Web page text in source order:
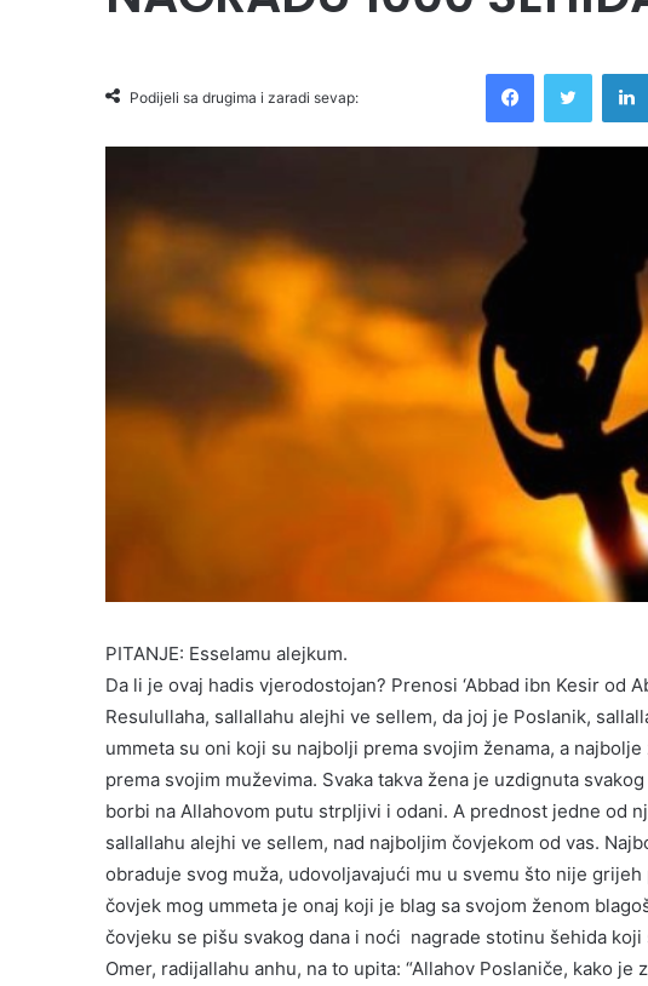
Podijeli sa drugima i zaradi sevap:
PITANJE: Esselamu alejkum.
Da li je ovaj hadis vjerodostojan? Prenosi ‘Abbad ibn Kesir od
Resulullaha, sallallahu alejhi ve sellem, da joj je Poslanik,
ummeta su oni koji su najbolji prema svojim ženama, a
prema svojim muževima. Svaka takva žena je uzdignuta
borbi na Allahovom putu strpljivi i odani. A prednost jedne od
sallallahu alejhi ve sellem, nad najboljim čovjekom od vas.
obraduje svog muža, udovoljavajući mu u svemu što nije
čovjek mog ummeta je onaj koji je blag sa svojom ženom
čovjeku se pišu svakog dana i noći nagrade stotinu šehida
Omer, radijallahu anhu, na to upita: “Allahov Poslaniče, kako